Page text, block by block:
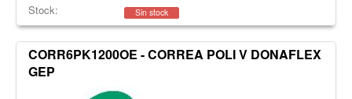
Stock: Sin stock
CORR6PK1200OE - CORREA POLI V DONAFLEX
GEP